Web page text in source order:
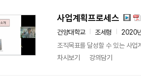
사업계획프로세스
건양대학교 조세형
2020
조직목표를 달성할 수 있는 사업
차시보기
강의담기